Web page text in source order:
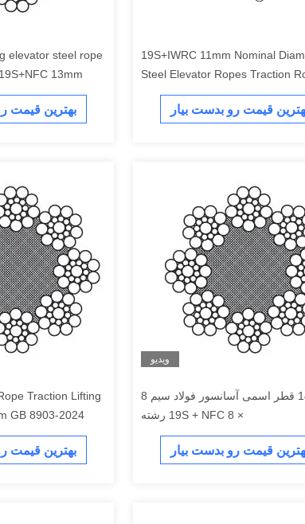
8×19S+IWRC 11mm Nominal Diameter
Steel Elevator Ropes Traction
قیمت رو بدست بیار
elevator steel rope
13mm
بهترین قیمت
ویدیو
14mm قطر اسمی آسانسور فولاد سیم 8
× 19S + NFC 8 رشته
قیمت رو بدست بیار
Traction Lifting
And Hoisting 19mm GB 8903-2024
بهترین قیمت